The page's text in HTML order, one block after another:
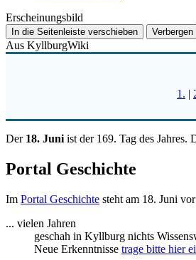
Erscheinungsbild
In die Seitenleiste verschieben Verbergen
Aus KyllburgWiki
1. |
Der 18. Juni ist der 169. Tag des Jahres.
Portal Geschichte
Im Portal Geschichte steht am 18. Juni
... vielen Jahren
geschah in Kyllburg nichts
Neue Erkenntnisse trage bitte hier